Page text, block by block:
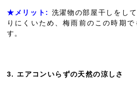
★メリット: 洗濯物の部屋干しをし
りにくいため、梅雨前のこの時期
す。
3. エアコンいらずの天然の涼しさ